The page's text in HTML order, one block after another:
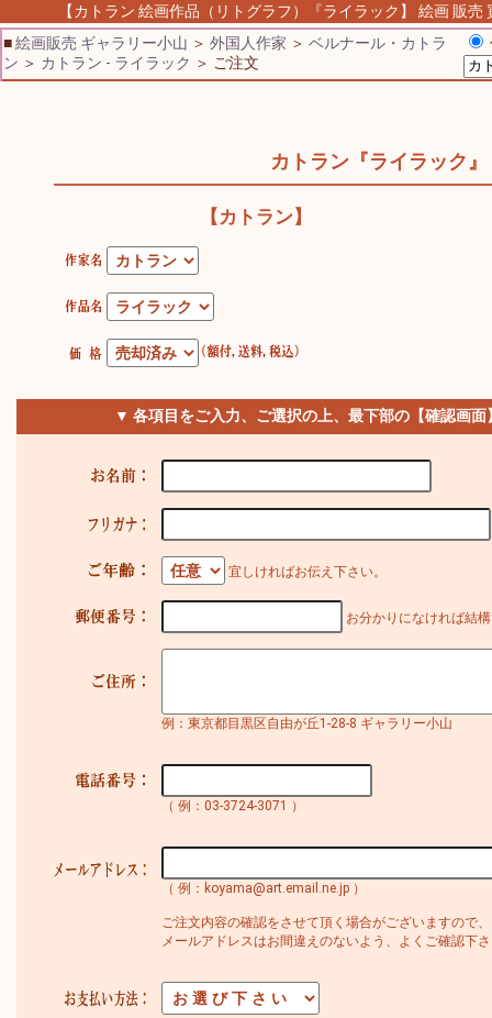
【カトラン 絵画作品（リトグラフ）『ライラック】 絵画 販売
■絵画販売 ギャラリー小山 ＞ 外国人作家 ＞ ベルナール・カトラ
ン ＞ カトラン - ライラック ＞ ご注文
カトラン『ライラック』
【カトラン】
▼ 各項目をご入力、ご選択の上、最下部の【確認画
宜しければお伝え下さい。
お分かりになければ結
例：東京都目黒区自由が丘1-28-8 ギャラリー小山
（ 例：03-3724-3071 ）
（ 例：koyama@art.email.ne.jp ）
ご注文内容の確認をさせて頂く場合がございますので、
メールアドレスはお間違えのないよう、よくご確認下